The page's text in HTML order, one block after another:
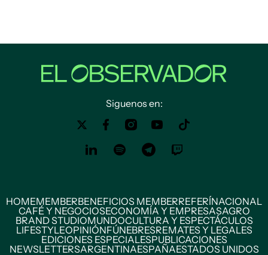
Siguenos en:
HOMEMEMBERBENEFICIOS MEMBERREFERÍNACIONAL
CAFÉ Y NEGOCIOSECONOMÍA Y EMPRESASAGRO
BRAND STUDIOMUNDOCULTURA Y ESPECTÁCULOS
LIFESTYLEOPINIÓNFÚNEBRESREMATES Y LEGALES
EDICIONES ESPECIALESPUBLICACIONES
NEWSLETTERSARGENTINAESPAÑAESTADOS UNIDOS